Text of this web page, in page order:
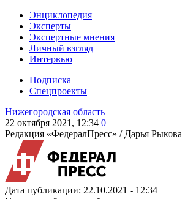
Энциклопедия
Эксперты
Экспертные мнения
Личный взгляд
Интервью
Подписка
Спецпроекты
Нижегородская область
22 октября 2021, 12:34 0
Редакция «ФедералПресс» / Дарья Рыкова
Дата публикации: 22.10.2021 - 12:34